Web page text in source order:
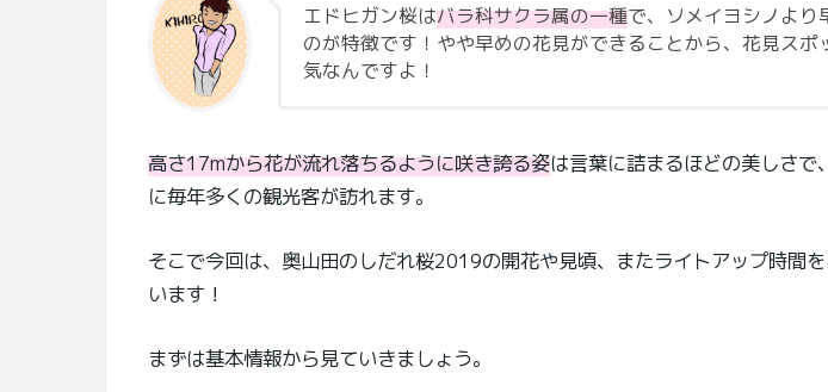
エドヒガン桜はバラ科サクラ属の一種で、ソメイヨシノより
のが特徴です！やや早めの花見ができることから、花見スポ
気なんですよ！
高さ17mから花が流れ落ちるように咲き誇る姿は言葉に詰まるほどの美しさで
に毎年多くの観光客が訪れます。
そこで今回は、奥山田のしだれ桜2019の開花や見頃、またライトアップ時間
います！
まずは基本情報から見ていきましょう。